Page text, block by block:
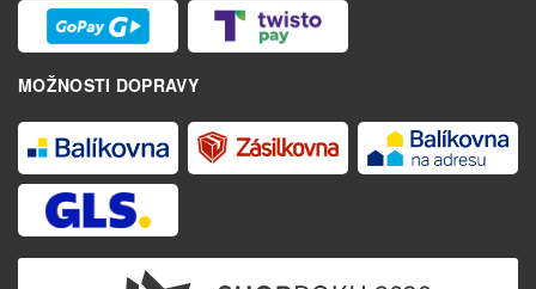
MOŽNOSTI DOPRAVY